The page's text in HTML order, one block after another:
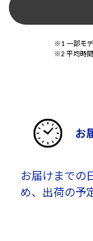
※1 一部モデ
※2 平均時
お
お届けまでの
め、出荷の予